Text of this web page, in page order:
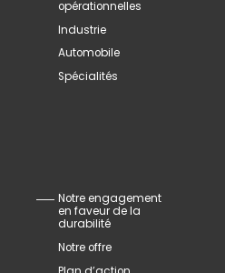
opérationnelles
Industrie
Automobile
Spécialités
Notre engagement
en faveur de la
durabilité
Notre offre